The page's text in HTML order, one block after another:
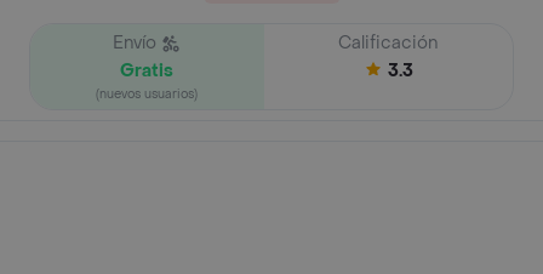
Envío
Gratis
(nuevos usuarios)
Calificación
3.3